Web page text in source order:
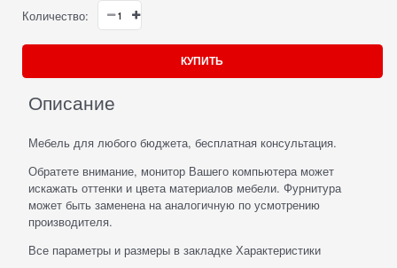
Количество:
КУПИТЬ
Описание
Мебель для любого бюджета, бесплатная консультация.
Обратете внимание, монитор Вашего компьютера может
искажать оттенки и цвета материалов мебели. Фурнитура
может быть заменена на аналогичную по усмотрению
производителя.
Все параметры и размеры в закладке Характеристики